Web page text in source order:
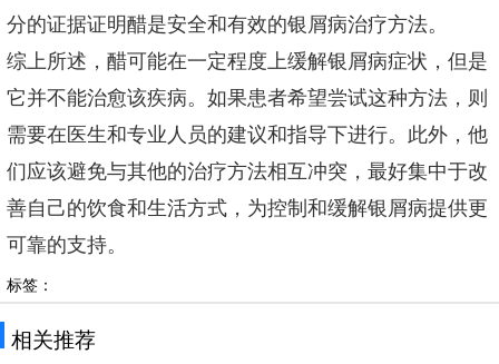
分的证据证明醋是安全和有效的银屑病治疗方法。
综上所述，醋可能在一定程度上缓解银屑病症状，但是
它并不能治愈该疾病。如果患者希望尝试这种方法，则
需要在医生和专业人员的建议和指导下进行。此外，他
们应该避免与其他的治疗方法相互冲突，最好集中于改
善自己的饮食和生活方式，为控制和缓解银屑病提供更
可靠的支持。
标签：
相关推荐